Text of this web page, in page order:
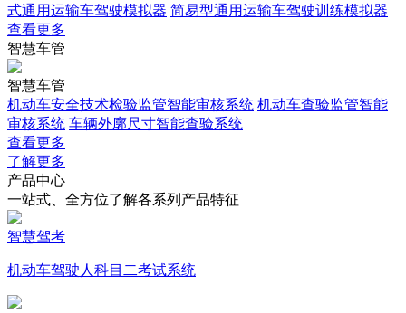
式通用运输车驾驶模拟器 简易型通用运输车驾驶训练模拟器
查看更多
智慧车管
智慧车管
机动车安全技术检验监管智能审核系统 机动车查验监管智能
审核系统 车辆外廓尺寸智能查验系统
查看更多
了解更多
产品中心
一站式、全方位了解各系列产品特征
智慧驾考
机动车驾驶人科目二考试系统